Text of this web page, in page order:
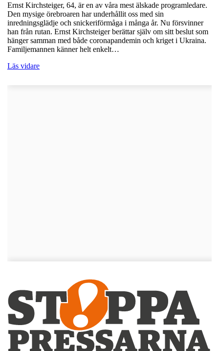
Ernst Kirchsteiger, 64, är en av våra mest älskade programledare.
Den mysige örebroaren har underhållit oss med sin
inredningsglädje och snickeriförmåga i många år. Nu försvinner
han från rutan. Ernst Kirchsteiger berättar själv om sitt beslut som
hänger samman med både coronapandemin och kriget i Ukraina.
Familjemannen känner helt enkelt…
Läs vidare